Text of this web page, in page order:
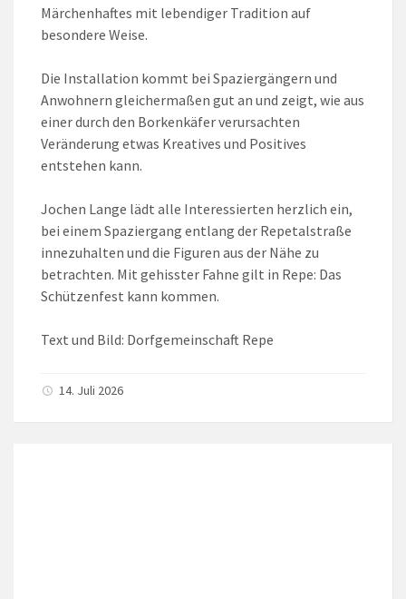
Märchenhaftes mit lebendiger Tradition auf
besondere Weise.
Die Installation kommt bei Spaziergängern und
Anwohnern gleichermaßen gut an und zeigt, wie aus
einer durch den Borkenkäfer verursachten
Veränderung etwas Kreatives und Positives
entstehen kann.
Jochen Lange lädt alle Interessierten herzlich ein,
bei einem Spaziergang entlang der Repetalstraße
innezuhalten und die Figuren aus der Nähe zu
betrachten. Mit gehisster Fahne gilt in Repe: Das
Schützenfest kann kommen.
Text und Bild: Dorfgemeinschaft Repe
14. Juli 2026